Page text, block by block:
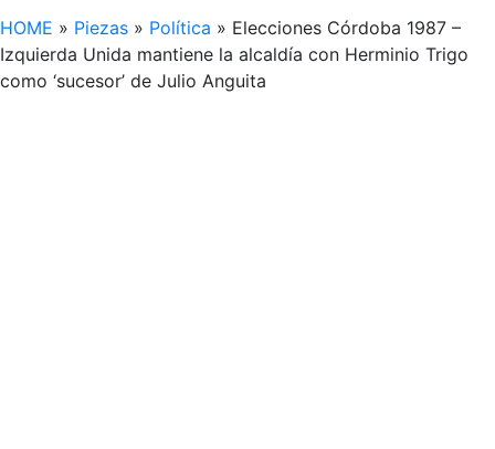
HOME » Piezas » Política » Elecciones Córdoba 1987 –
Izquierda Unida mantiene la alcaldía con Herminio Trigo
como ‘sucesor’ de Julio Anguita